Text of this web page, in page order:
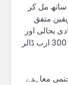
ساتھ مل کر
متفق
بحالی اور
ترقی ہوگا۔ اس منصوبے کے لیے کم از کم 300 ارب ڈالر
معاہدے